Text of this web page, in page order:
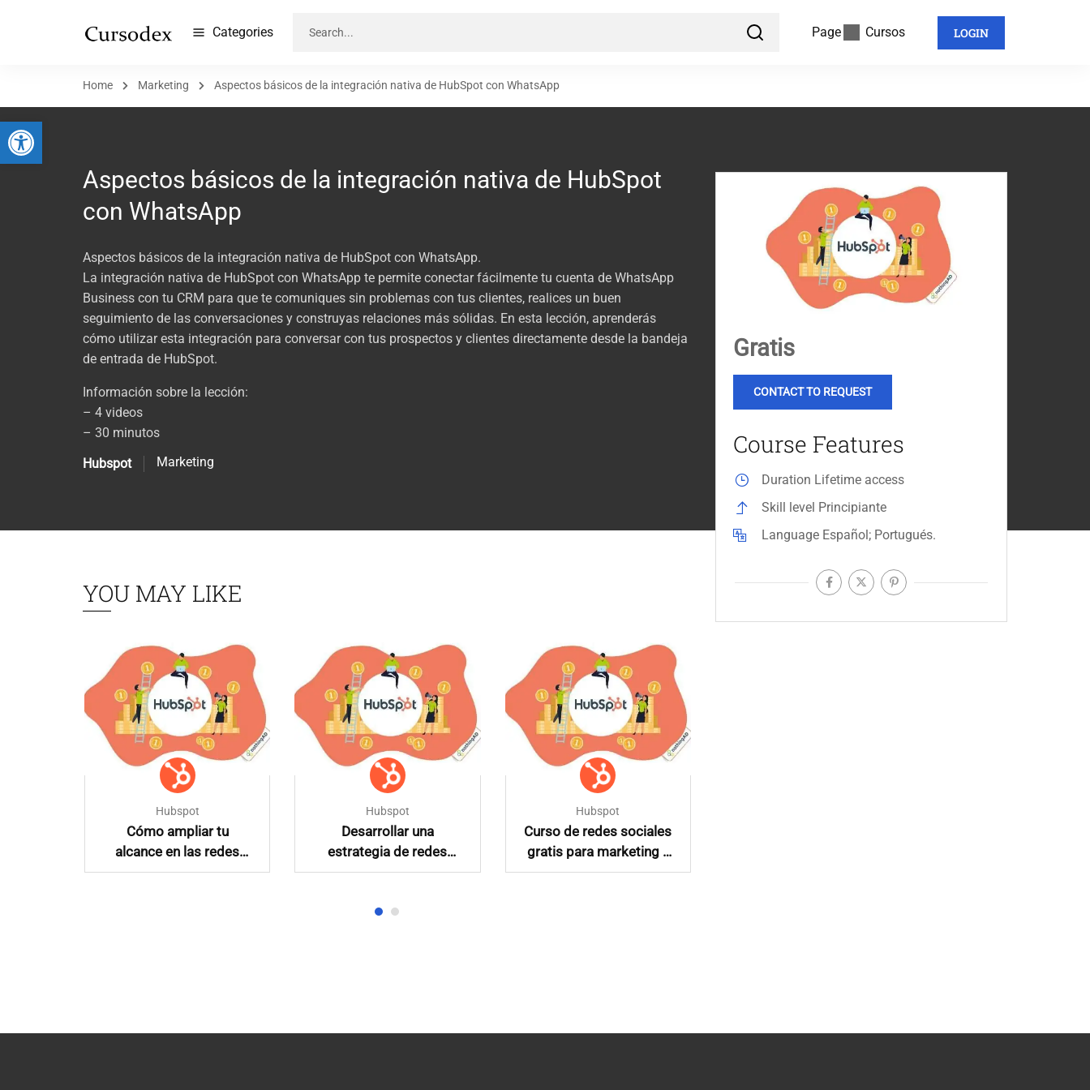
Abrir barra de herramientas
Categories Page Cursos LOGIN
Home Marketing Aspectos básicos de la integración nativa de HubSpot con WhatsApp
Aspectos básicos de la integración nativa de HubSpot
con WhatsApp
Aspectos básicos de la integración nativa de HubSpot con WhatsApp.
La integración nativa de HubSpot con WhatsApp te permite conectar fácilmente tu cuenta de WhatsApp
Business con tu CRM para que te comuniques sin problemas con tus clientes, realices un buen
seguimiento de las conversaciones y construyas relaciones más sólidas. En esta lección, aprenderás
cómo utilizar esta integración para conversar con tus prospectos y clientes directamente desde la bandeja
de entrada de HubSpot.
Información sobre la lección:
– 4 videos
– 30 minutos
Hubspot
Marketing
YOU MAY LIKE
Hubspot
Cómo ampliar tu
alcance en las redes
sociales
Hubspot
Desarrollar una
estrategia de redes
sociales
Hubspot
Curso de redes sociales
gratis para marketing y
publicidad en español
Gratis
CONTACT TO REQUEST
Course Features
Duration Lifetime access
Skill level Principiante
Language Español; Portugués.